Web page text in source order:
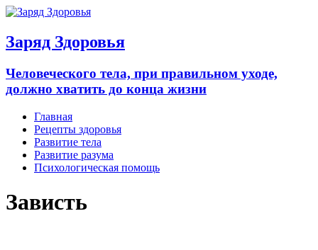
Заряд Здоровья
Человеческого тела, при правильном уходе,
должно хватить до конца жизни
Главная
Рецепты здоровья
Развитие тела
Развитие разума
Психологическая помощь
Зависть